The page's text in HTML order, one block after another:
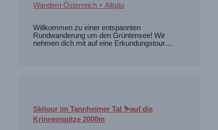
Wandern Österreich + Allgäu
Willkommen zu einer entspannten
Rundwanderung um den Grüntensee! Wir
nehmen dich mit auf eine Erkundungstour…
Skitour im Tannheimer Tal ⛷️auf die
Krinnenspitze 2000m